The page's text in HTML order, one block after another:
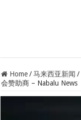
Home / 马来西亚新闻 /
会赞助商 – Nabalu News